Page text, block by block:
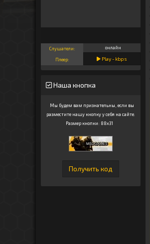
Слушатели: онлайн
Плеер: Play - kbps
Наша кнопка
Мы будем вам признательны, если вы
разместите нашу кнопку у себя на сайте.
Размер кнопки: 88x31